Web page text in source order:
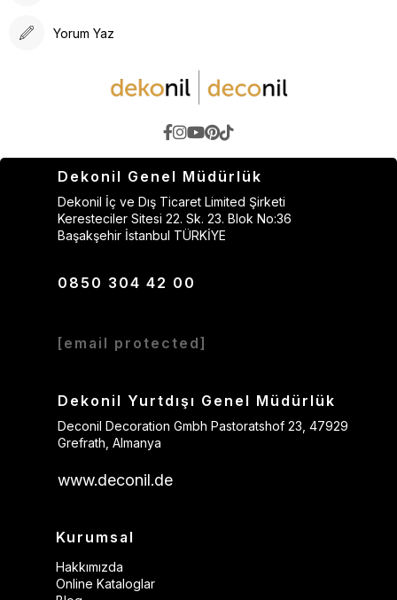
Yorum Yaz
Dekonil Genel Müdürlük
Dekonil İç ve Dış Ticaret Limited Şirketi
Keresteciler Sitesi 22. Sk. 23. Blok No:36
Başakşehir İstanbul TÜRKİYE
0850 304 42 00
[email protected]
Dekonil Yurtdışı Genel Müdürlük
Deconil Decoration Gmbh Pastoratshof 23, 47929
Grefrath, Almanya
www.deconil.de
Kurumsal
Hakkımızda
Online Kataloglar